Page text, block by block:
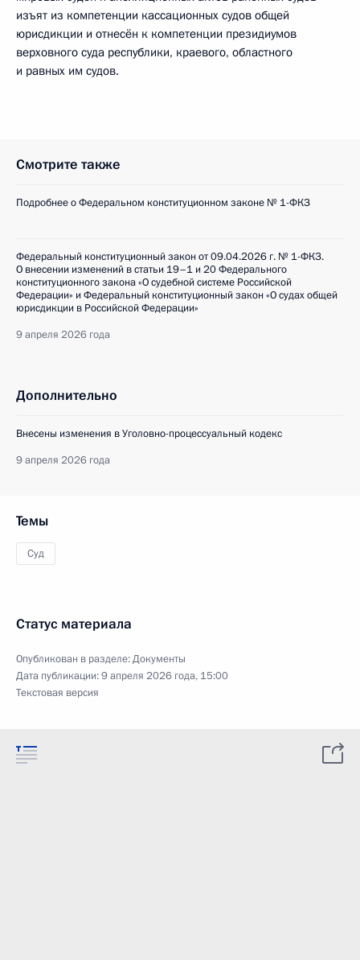
изъят из компетенции кассационных судов общей
юрисдикции и отнесён к компетенции президиумов
верховного суда республики, краевого, областного
и равных им судов.
Смотрите также
Подробнее о Федеральном конституционном законе № 1-ФКЗ
Федеральный конституционный закон от 09.04.2026 г. № 1-ФКЗ.
О внесении изменений в статьи 19–1 и 20 Федерального
конституционного закона «О судебной системе Российской
Федерации» и Федеральный конституционный закон «О судах общей
юрисдикции в Российской Федерации»
9 апреля 2026 года
Дополнительно
Внесены изменения в Уголовно-процессуальный кодекс
9 апреля 2026 года
Темы
Суд
Статус материала
Опубликован в разделе:Документы
Дата публикации:9 апреля 2026 года, 15:00
Текстовая версия